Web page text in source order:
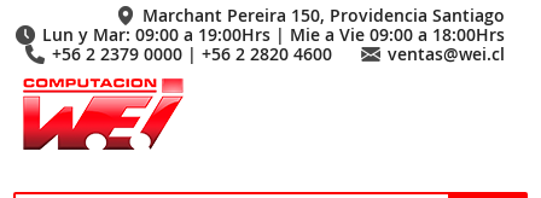
Marchant Pereira 150, Providencia Santiago
Lun y Mar: 09:00 a 19:00Hrs | Mie a Vie 09:00 a 18:00Hrs
+56 2 2379 0000 | +56 2 2820 4600
ventas@wei.cl